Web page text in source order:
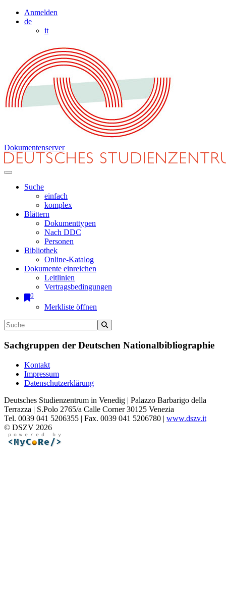
Anmelden
de
it
Dokumentenserver
Suche
einfach
komplex
Blättern
Dokumenttypen
Nach DDC
Personen
Bibliothek
Online-Katalog
Dokumente einreichen
Leitlinien
Vertragsbedingungen
0
Merkliste öffnen
Sachgruppen der Deutschen Nationalbibliographie
Kontakt
Impressum
Datenschutzerklärung
Deutsches Studienzentrum in Venedig | Palazzo Barbarigo della
Terrazza | S.Polo 2765/a Calle Corner 30125 Venezia
Tel. 0039 041 5206355 | Fax. 0039 041 5206780 | www.dszv.it
© DSZV 2026